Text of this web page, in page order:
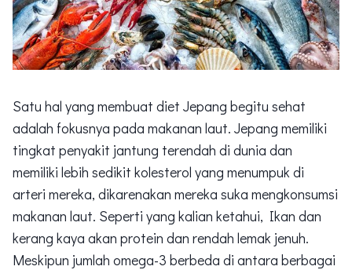
Satu hal yang membuat diet Jepang begitu sehat
adalah fokusnya pada makanan laut. Jepang memiliki
tingkat penyakit jantung terendah di dunia dan
memiliki lebih sedikit kolesterol yang menumpuk di
arteri mereka, dikarenakan mereka suka mengkonsumsi
makanan laut. Seperti yang kalian ketahui, Ikan dan
kerang kaya akan protein dan rendah lemak jenuh.
Meskipun jumlah omega-3 berbeda di antara berbagai